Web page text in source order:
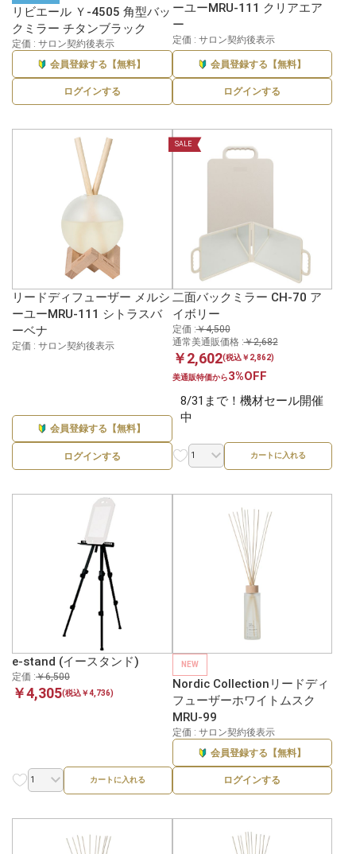
リビエール Ｙ-4505 角型バッ
クミラー チタンブラック
定価 : サロン契約後表示
会員登録する【無料】
ログインする
ーユーMRU-111 クリアエア
ー
定価 : サロン契約後表示
会員登録する【無料】
ログインする
リードディフューザー メルシ
ーユーMRU-111 シトラスバ
ーベナ
定価 : サロン契約後表示
会員登録する【無料】
ログインする
SALE
二面バックミラー CH-70 ア
イボリー
定価 :￥4,500
通常美通販価格 :￥2,682
￥2,602(税込￥2,862)
美通販特価から3%OFF
8/31まで！機材セール開催
中
カートに入れる
e-stand (イースタンド)
定価 :￥6,500
￥4,305(税込￥4,736)
カートに入れる
NEW
Nordic Collectionリードディ
フューザーホワイトムスク
MRU-99
定価 : サロン契約後表示
会員登録する【無料】
ログインする